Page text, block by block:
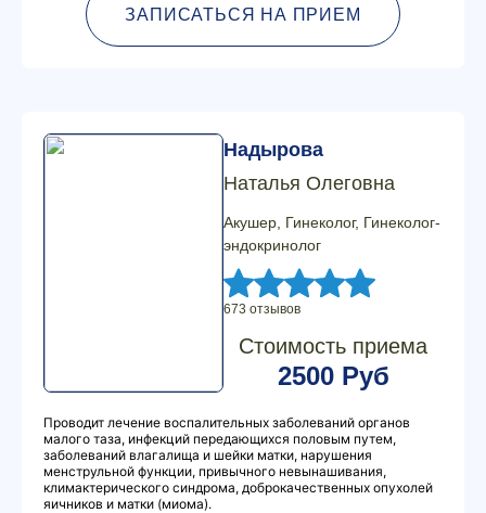
ЗАПИСАТЬСЯ НА ПРИЕМ
Надырова
Наталья Олеговна
Акушер, Гинеколог, Гинеколог-
эндокринолог
673 отзывов
Стоимость приема
2500 Руб
Проводит лечение воспалительных заболеваний органов
малого таза, инфекций передающихся половым путем,
заболеваний влагалища и шейки матки, нарушения
менструльной функции, привычного невынашивания,
климактерического синдрома, доброкачественных опухолей
яичников и матки (миома).